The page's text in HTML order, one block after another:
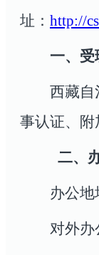
址： http://
一、受
西藏自
事认证、附
二、
办公地
对外办